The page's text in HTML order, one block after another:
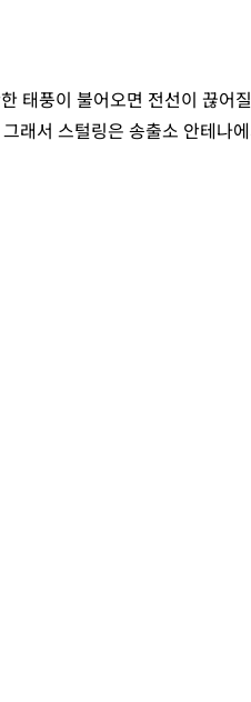
태풍이 불어오면 전선이 끊어
래서 스털링은 송출소 안테나